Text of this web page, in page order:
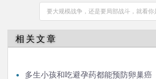
要大规模战争，还是要局部战斗，就看你
相关文章
多生小孩和吃避孕药都能预防卵巢癌